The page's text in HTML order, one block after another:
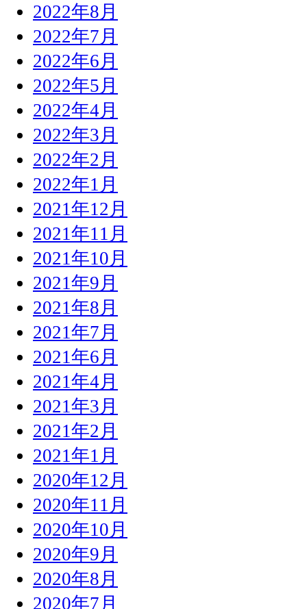
2022年8月
2022年7月
2022年6月
2022年5月
2022年4月
2022年3月
2022年2月
2022年1月
2021年12月
2021年11月
2021年10月
2021年9月
2021年8月
2021年7月
2021年6月
2021年4月
2021年3月
2021年2月
2021年1月
2020年12月
2020年11月
2020年10月
2020年9月
2020年8月
2020年7月